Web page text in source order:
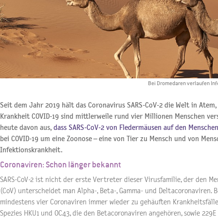
Bei Dromedaren verlaufen
Seit dem Jahr 2019 hält das Coronavirus SARS-CoV-2 die Welt in
Krankheit COVID-19 sind mittlerweile rund vier Millionen Menschen
heute davon aus, dass SARS-CoV-2 von Fledermäusen auf den
bei COVID-19 um eine Zoonose – eine von Tier zu Mensch und von
Infektionskrankheit.
Coronaviren: Schon länger bekannt
SARS-CoV-2 ist nicht der erste Vertreter dieser Virusfamilie, der den
(CoV) unterscheidet man Alpha-, Beta-, Gamma- und Deltacoronaviren.
mindestens vier Coronaviren immer wieder zu gehäuften
Spezies HKU1 und OC43, die den Betacoronaviren angehören, sowie